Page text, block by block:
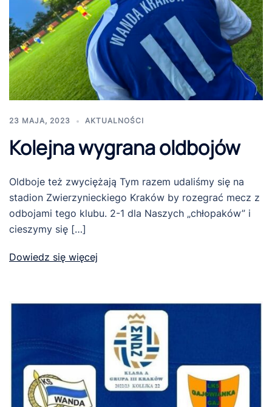
23 MAJA, 2023 AKTUALNOŚCI
Kolejna wygrana oldbojów
Oldboje też zwyciężają Tym razem udaliśmy się na
stadion Zwierzynieckiego Kraków by rozegrać mecz z
odbojami tego klubu. 2-1 dla Naszych „chłopaków” i
cieszymy się […]
Dowiedz się więcej